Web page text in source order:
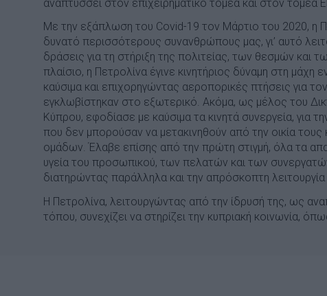
αναπτύσσει στον επιχειρηματικό τομέα και στον τομέα
Με την εξάπλωση του Covid-19 τον Μάρτιο του 2020, η
δυνατό περισσότερους συνανθρώπους μας, γι’ αυτό
δράσεις για τη στήριξη της πολιτείας, των θεσμών
πλαίσιο, η Πετρολίνα έγινε κινητήριος δύναμη στη
καύσιμα και επιχορηγώντας αεροπορικές πτήσεις για
εγκλωβίστηκαν στο εξωτερικό. Ακόμα, ως μέλος του
Κύπρου, εφοδίασε με καύσιμα τα κινητά συνεργεία, για
που δεν μπορούσαν να μετακινηθούν από την οικία
ομάδων. Έλαβε επίσης από την πρώτη στιγμή, όλα τα
υγεία του προσωπικού, των πελατών και των
διατηρώντας παράλληλα και την απρόσκοπτη λειτουργία
Η Πετρολίνα, λειτουργώντας από την ίδρυσή της, ως
τόπου, συνεχίζει να στηρίζει την κυπριακή κοινωνία,